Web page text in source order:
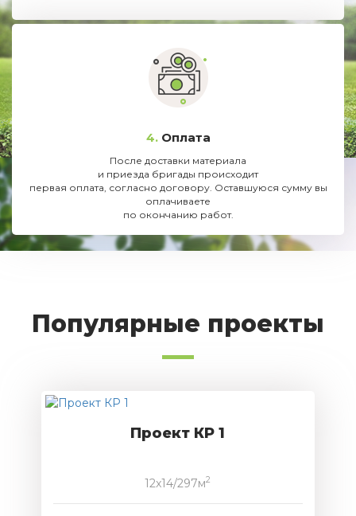
4. Оплата
После доставки материала
и приезда бригады происходит
первая оплата, согласно договору. Оставшуюся сумму вы
оплачиваете
по окончанию работ.
Популярные проекты
Проект КР 1
12x14/297м2